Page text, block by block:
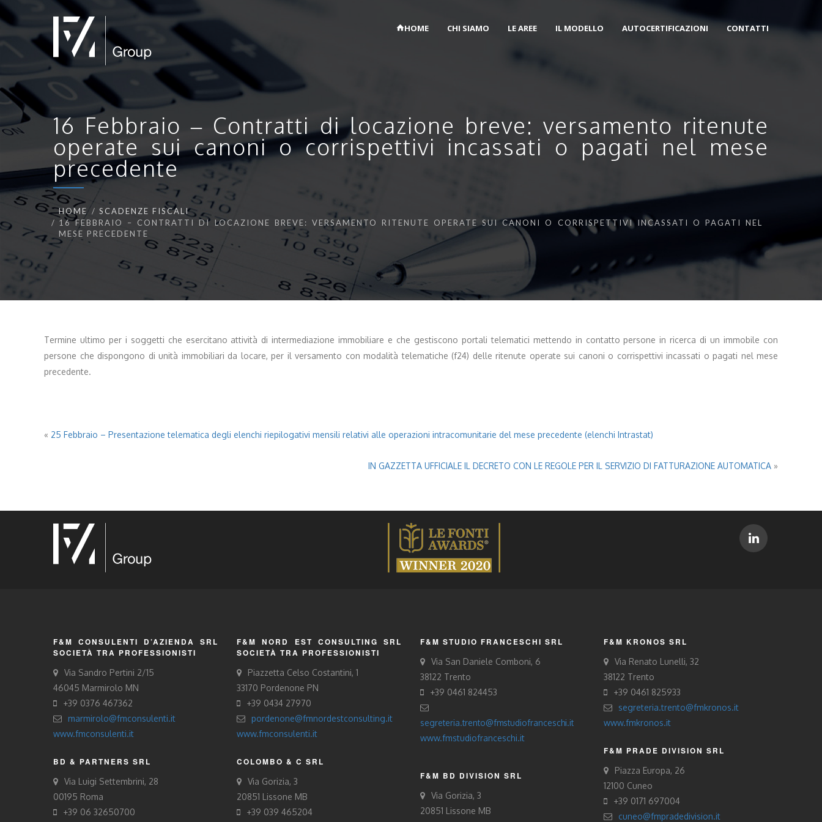
HOME CHI SIAMO LE AREE IL MODELLO AUTOCERTIFICAZIONI CONTATTI
16 Febbraio – Contratti di locazione breve: versamento ritenute
operate sui canoni o corrispettivi incassati o pagati nel mese
precedente
HOME
SCADENZE FISCALI
16 FEBBRAIO – CONTRATTI DI LOCAZIONE BREVE: VERSAMENTO RITENUTE OPERATE SUI CANONI O CORRISPETTIVI INCASSATI O PAGATI NEL
MESE PRECEDENTE
Termine ultimo per i soggetti che esercitano attività di intermediazione immobiliare e che gestiscono portali telematici mettendo in contatto persone in ricerca di un immobile con
persone che dispongono di unità immobiliari da locare, per il versamento con modalità telematiche (f24) delle ritenute operate sui canoni o corrispettivi incassati o pagati nel mese
precedente.
« 25 Febbraio – Presentazione telematica degli elenchi riepilogativi mensili relativi alle operazioni intracomunitarie del mese precedente (elenchi Intrastat)
IN GAZZETTA UFFICIALE IL DECRETO CON LE REGOLE PER IL SERVIZIO DI FATTURAZIONE AUTOMATICA »
F&M CONSULENTI D’AZIENDA SRL
SOCIETÀ TRA PROFESSIONISTI
Via Sandro Pertini 2/15
46045 Marmirolo MN
+39 0376 467362
marmirolo@fmconsulenti.it
www.fmconsulenti.it
BD & PARTNERS SRL
Via Luigi Settembrini, 28
00195 Roma
+39 06 32650700
F&M NORD EST CONSULTING SRL
SOCIETÀ TRA PROFESSIONISTI
Piazzetta Celso Costantini, 1
33170 Pordenone PN
+39 0434 27970
pordenone@fmnordestconsulting.it
www.fmconsulenti.it
COLOMBO & C SRL
Via Gorizia, 3
20851 Lissone MB
+39 039 465204
F&M STUDIO FRANCESCHI SRL
Via San Daniele Comboni, 6
38122 Trento
+39 0461 824453
segreteria.trento@fmstudiofranceschi.it
www.fmstudiofranceschi.it
F&M BD DIVISION SRL
Via Gorizia, 3
20851 Lissone MB
F&M KRONOS SRL
Via Renato Lunelli, 32
38122 Trento
+39 0461 825933
segreteria.trento@fmkronos.it
www.fmkronos.it
F&M PRADE DIVISION SRL
Piazza Europa, 26
12100 Cuneo
+39 0171 697004
cuneo@fmpradedivision.it